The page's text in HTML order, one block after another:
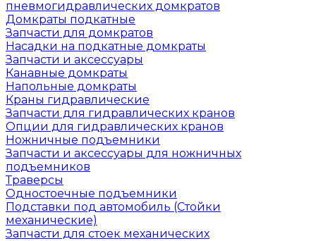
пневмогидравлических домкратов
Домкраты подкатные
Запчасти для домкратов
Насадки на подкатные домкраты
Запчасти и аксессуары
Канавные домкраты
Напольные домкраты
Краны гидравлические
Запчасти для гидравлических кранов
Опции для гидравлических кранов
Ножничные подъемники
Запчасти и аксессуары для ножничных
подъемников
Траверсы
Одностоечные подъемники
Подставки под автомобиль (Стойки
механические)
Запчасти для стоек механических